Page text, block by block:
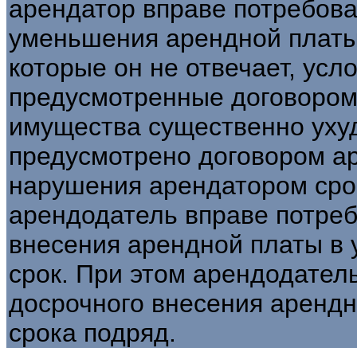
арендатор вправе
уменьшения арендной
которые он не отвечает,
предусмотренные
имущества существенно
предусмотрено договором
нарушения арендатором
арендодатель вправе
внесения арендной платы
срок. При этом
досрочного внесения
срока подряд.